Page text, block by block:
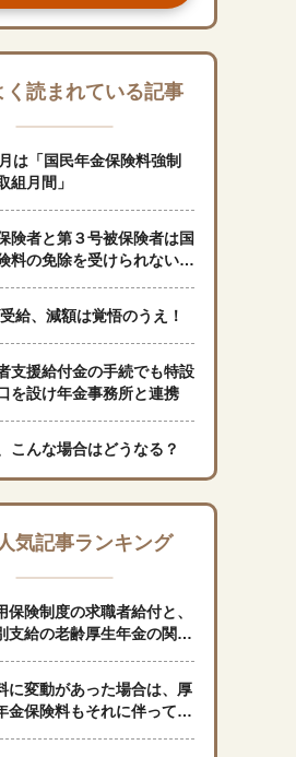
事
事
事
ー（個人情報保護方針）
く読まれている記事
は「国民年金保険料強制
組月間」
険者と第３号被保険者は国
料の免除を受けられないの
給、減額は覚悟のうえ！
支援給付金の手続でも特設
を設け年金事務所と連携
こんな場合はどうなる？
気記事ランキング
保険制度の求職者給付と、
支給の老齢厚生年金の関係
か？
に変動があった場合は、厚
金保険料もそれに伴って変